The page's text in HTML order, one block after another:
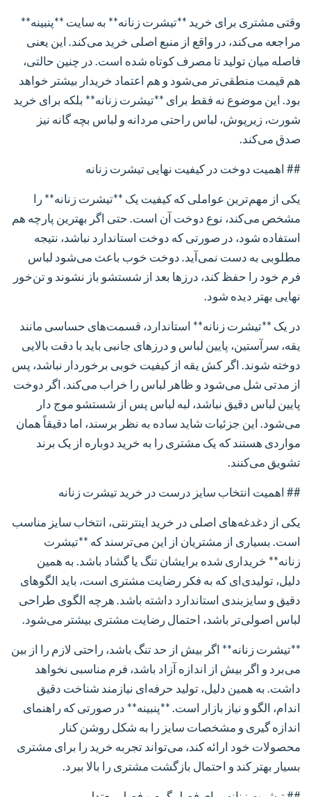
وقتی مشتری برای خرید **تیشرت زنانه** به سایت **پنبینه**
مراجعه می‌کند، در واقع از منبع اصلی خرید می‌کند. این یعنی
فاصله میان تولید تا مصرف کوتاه شده است. در چنین حالتی،
هم قیمت منطقی‌تر می‌شود و هم اعتماد خریدار بیشتر خواهد
بود. این موضوع نه فقط برای **تیشرت زنانه** بلکه برای خرید
شورت، زیرپوش، لباس راحتی مردانه و لباس بچه گانه نیز
صدق می‌کند.
## اهمیت دوخت در کیفیت نهایی تیشرت زنانه
یکی از مهم‌ترین عواملی که کیفیت یک **تیشرت زنانه** را
مشخص می‌کند، نوع دوخت آن است. حتی اگر بهترین پارچه هم
استفاده شود، در صورتی که دوخت استاندارد نباشد، نتیجه
مطلوبی به دست نمی‌آید. دوخت خوب باعث می‌شود لباس
فرم خود را حفظ کند، درزها بعد از شستشو باز نشوند و تن‌خور
نهایی بهتر دیده شود.
در یک **تیشرت زنانه** استاندارد، قسمت‌های حساسی مانند
یقه، سرآستین، پایین لباس و درزهای جانبی باید با دقت بالایی
دوخته شوند. اگر کش یقه از کیفیت خوبی برخوردار نباشد، پس
از مدتی شل می‌شود و ظاهر لباس را خراب می‌کند. اگر دوخت
پایین لباس دقیق نباشد، لبه لباس پس از شستشو موج دار
می‌شود. این جزئیات شاید ساده به نظر برسند، اما دقیقاً همان
مواردی هستند که یک مشتری را به خرید دوباره از یک برند
تشویق می‌کنند.
## اهمیت انتخاب سایز درست در خرید تیشرت زنانه
یکی از دغدغه‌های اصلی در خرید اینترنتی، انتخاب سایز مناسب
است. بسیاری از مشتریان از این می‌ترسند که **تیشرت
زنانه** خریداری شده برایشان تنگ یا گشاد باشد. به همین
دلیل، تولیدی‌ای که به فکر رضایت مشتری است، باید الگوهای
دقیق و سایزبندی استاندارد داشته باشد. هرچه الگوی طراحی
لباس اصولی‌تر باشد، احتمال رضایت مشتری بیشتر می‌شود.
**تیشرت زنانه** اگر بیش از حد تنگ باشد، راحتی لازم را از بین
می‌برد و اگر بیش از اندازه آزاد باشد، فرم مناسبی نخواهد
داشت. به همین دلیل، تولید حرفه‌ای نیازمند شناخت دقیق
اندام، الگو و نیاز بازار است. **پنبینه** در صورتی که راهنمای
اندازه گیری و مشخصات سایز را به شکل روشن کنار
محصولات خود ارائه کند، می‌تواند تجربه خرید را برای مشتری
بسیار بهتر کند و احتمال بازگشت مشتری را بالا ببرد.